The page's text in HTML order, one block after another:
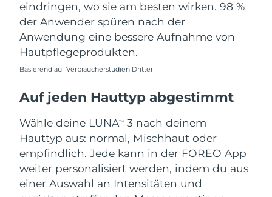
eindringen, wo sie am besten wirken. 98 %
der Anwender spüren nach der
Anwendung eine bessere Aufnahme von
Hautpflegeprodukten.
Basierend auf Verbraucherstudien Dritter
Auf jeden Hauttyp abgestimmt
Wähle deine LUNATM
3 nach deinem
Hauttyp aus: normal, Mischhaut oder
empfindlich. Jede kann in der FOREO App
weiter personalisiert werden, indem du aus
einer Auswahl an Intensitäten und